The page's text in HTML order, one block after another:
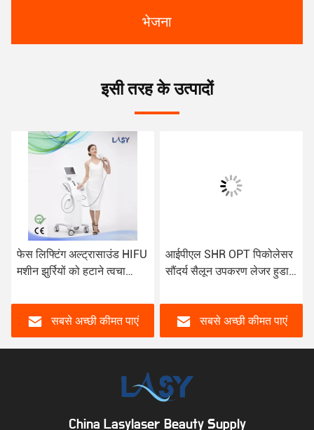
भेजना
इसी तरह के उत्पादों
अल्ट्रासाउंड HIFU
को हटाने त्वचा
सबसे अच्छी कीमत पाएं
आईपीएल SHR OPT पिकोलेसर
सौंदर्य सैलून उपकरण लेजर हुडा
सबसे अच्छी कीमत पाएं
झुर्रियों को
मशीन
China Lasylaser Beauty Supply